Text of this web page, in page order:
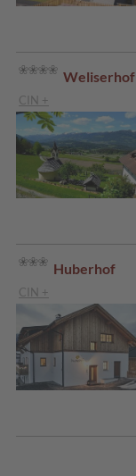
Weliserhof
CIN +
Huberhof
CIN +